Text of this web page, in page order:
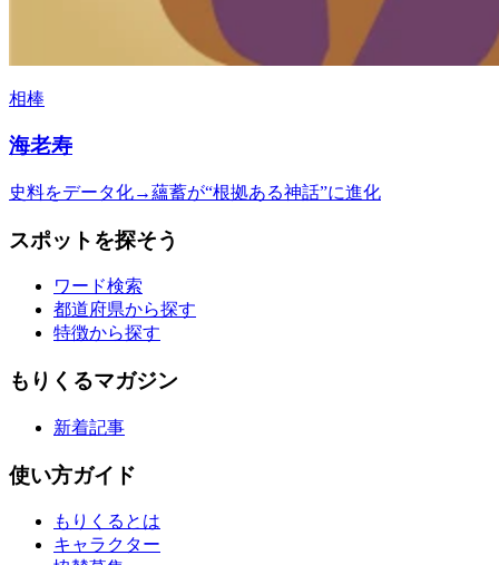
相棒
海老寿
史料をデータ化→蘊蓄が“根拠ある神話”に進化
スポットを探そう
ワード検索
都道府県から探す
特徴から探す
もりくるマガジン
新着記事
使い方ガイド
もりくるとは
キャラクター